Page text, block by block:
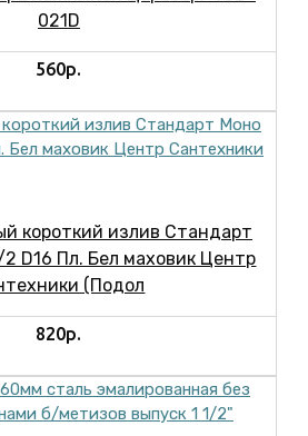
021D
560р.
короткий излив Стандарт
D16 Пл. Бел маховик Центр
(Подол
820р.